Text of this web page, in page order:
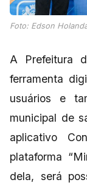
Foto: Edson
A Prefeitura
ferramenta
usuários e
municipal de
aplicativo
plataforma
dela, será